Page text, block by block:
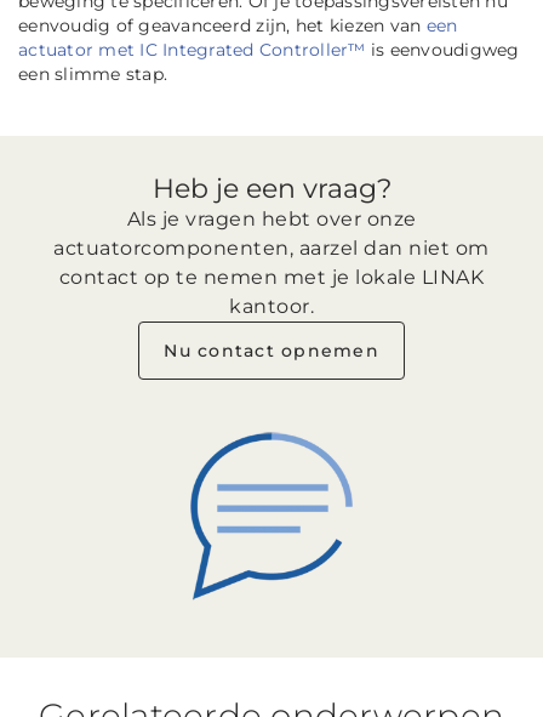
eenvoudig of geavanceerd zijn, het kiezen van een
actuator met IC Integrated Controller™ is eenvoudigweg
een slimme stap.
Heb je een vraag?
Als je vragen hebt over onze
actuatorcomponenten, aarzel dan niet om
contact op te nemen met je lokale LINAK
kantoor.
Nu contact opnemen